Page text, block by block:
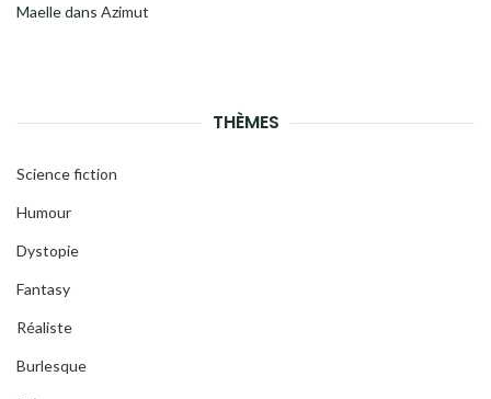
Maelledans Azimut
THÈMES
Science fiction
Humour
Dystopie
Fantasy
Réaliste
Burlesque